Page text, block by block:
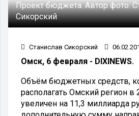
Проект бюджета.Автор фото:
Сикорский
Станислав Сикорский
Омск, 6 февраля - DIXINEWS.
Объём бюджетных средств,
располагать Омский регион в
увеличен на 11,3 миллиарда